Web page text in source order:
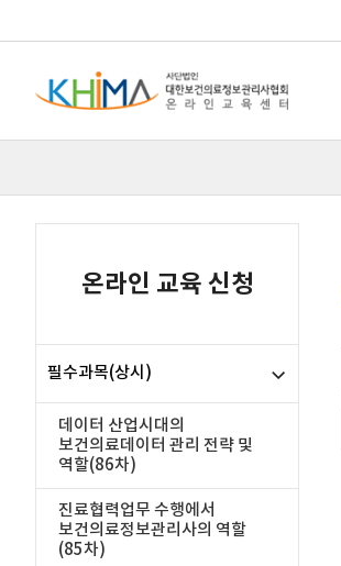
온라인 교육 신청
필수과목(상시)
데이터 산업시대의
보건의료데이터 관리 전략 및
역할(86차)
진료협력업무 수행에서
보건의료정보관리사의 역할
(85차)